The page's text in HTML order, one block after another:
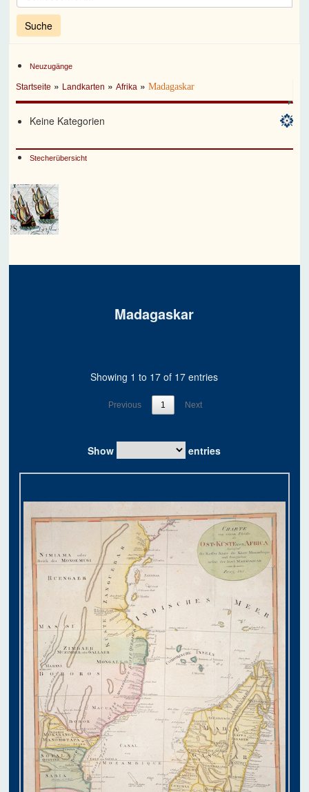
Neuzugänge
Startseite » Landkarten »Afrika »Madagaskar
Keine Kategorien
Stecherübersicht
Madagaskar
Show entries
Showing 1 to 17 of 17 entries
Previous 1 Next